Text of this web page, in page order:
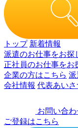
トップ 新着情報
派遣のお仕事をお探
正社員のお仕事をお
企業の⽅はこちら 派
会社情報 代表あいさ
お問い合わ
ご登録はこちら